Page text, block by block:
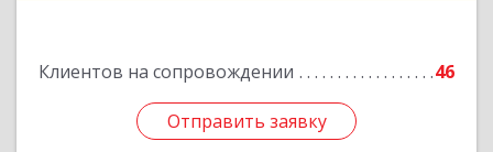
Клиентов на сопровождении 46
Отправить заявку
Отправить заявку